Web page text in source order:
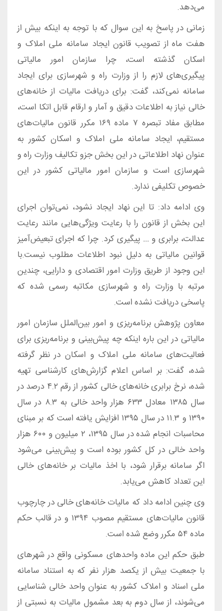
می‌دهد.
زمانی در پاسخ به این سوال که با توجه به اینکه بیش از
هفت ماه از تصویب قانون ایجاد سامانه ملی املاک و
اسکان گذشته است، چرا سازمان امور مالیاتی
پیگیری‌های لازم را از وزارت راه و شهرسازی برای ایجاد
سامانه نمی‌کند، گفت: برای دریافت مالیات از خانه‌های
خالی نیاز به اطلاعات دقیق و آمار و ارقام قابل اتکا است،
مطابق مفاد تبصره ۷ ماده ۱۶۹ مکرر قانون مالیات‌های
مستقیم، ایجاد سامانه ملی املاک و اسکان کشور به
عنوان نهاد اطلاعاتی در این بخش جزو تکالیف وزارت راه و
شهرسازی است و سازمان امور مالیاتی کشور در این
خصوص تکلیفی ندارد.
وی ادامه داد: تا این نهاد ایجاد نشود، نمی‌توان اجرای
این بخش از قانون را با رعایت ویژگی‌هایی مانند رعایت
عدالت، برابری و … پیگیری کرد. چرا که اجرای تبعیض‌آمیز
قوانین مالیاتی به دلیل نبود اطلاعات مطلوب نیست.با
این وجود از طریق وزارت امور اقتصادی و دارایی، چندین
مرتبه با وزارت راه و شهرسازی مکاتبه رسمی شده که
پاسخی دریافت نشده است.
معاون پژوهش برنامه‌ریزی و امور بین‌الملل سازمان امور
مالیاتی در این باره اینکه چه پیش‌بینی و برنامه‌ریزی برای
فعالیت‌های سامانه ملی املاک و اسکان در نظر گرفته
شده، گفت: بر اساس اعلام گزارش‌های کارشناسی تهیه
شده، نرخ برابری خانه‌های خالی کشور از رقم ۴.۲ درصد در
سال ۱۳۸۵ معادل ۶۳۳ هزار واحد خالی به ۸.۳ در سال
۱۳۹۰ و ۱۱.۳ در سال ۱۳۹۵ افزایش یافته است که بر مبنای
محاسبات انجام شده در سال ۱۳۹۵، ۲ میلیون و ۶۰۰ هزار
واحد خالی در کل کشور بوده است و پیش‌بینی می‌شود
اگر سامانه برقرار شود، با اخذ مالیات بر خانه‌های خالی
این تعداد کاهش می‌یابد.
وی چنین ادامه داد که مالیات خانه‌های خالی در چارچوب
قانون مالیات‌های مستقیم مصوب ۱۳۹۴ و در قالب حکم
ماده ۵۴ مکرر وضع شده است.
طبق حکم این ماده واحدهای مسکونی واقع در شهرهای
با جمعیت بیش از یکصد هزار نفر که به استناد سامانه
ملی اسناد و املاک کشور به عنوان واحد خالی شناسایی
می‌شوند، از سال دوم به بعد مشمول مالیات به نسبتی از